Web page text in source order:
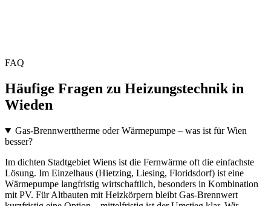
FAQ
Häufige Fragen zu Heizungstechnik in
Wieden
Gas-Brennwerttherme oder Wärmepumpe – was ist für Wien
besser?
Im dichten Stadtgebiet Wiens ist die Fernwärme oft die einfachste
Lösung. Im Einzelhaus (Hietzing, Liesing, Floridsdorf) ist eine
Wärmepumpe langfristig wirtschaftlich, besonders in Kombination
mit PV. Für Altbauten mit Heizkörpern bleibt Gas-Brennwert